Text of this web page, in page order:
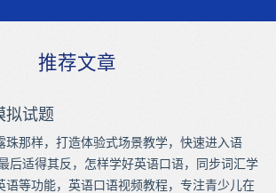
推荐文章
拟试题
珠那样，打造体验式场景教学，快速进入语
后适得其反，怎样学好英语口语，同步词汇学
语等功能，英语口语视频教程，专注青少儿在